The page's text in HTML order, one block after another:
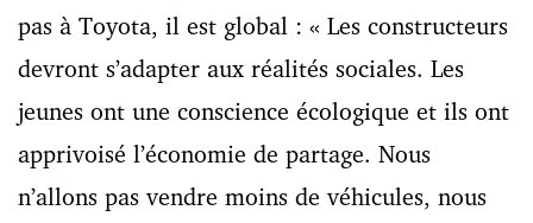
pas à Toyota, il est global : « Les constructeurs
devront s’adapter aux réalités sociales. Les
jeunes ont une conscience écologique et ils ont
apprivoisé l’économie de partage. Nous
n’allons pas vendre moins de véhicules, nous